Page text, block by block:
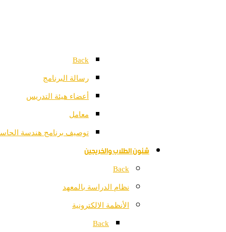
Back
رسالة البرنامج
أعضاء هيئة التدريس
معامل
توصيف برنامج هندسة
شئون الطلاب والخريجين
Back
نظام الدراسة بالمعهد
الأنظمة الالكترونية
Back